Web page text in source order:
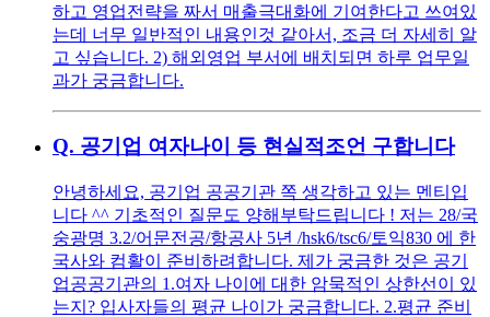
하고 영업전략을 짜서 매출극대화에 기여한다고 쓰여있
는데 너무 일반적인 내용인것 같아서, 조금 더 자세히 알
고 싶습니다. 2) 해외영업 부서에 배치되면 하루 업무일
과가 궁금합니다.
Q. 공기업 여자나이 등 현실적조언 구합니다
안녕하세요, 공기업 공공기관 쪽 생각하고 있는 멘티입
니다 ^^ 기초적인 질문도 양해부탁드립니다 ! 저는 28/국
숭광명 3.2/어문전공/항공사 5년 /hsk6/tsc6/토익830 에 한
국사와 컴활이 준비하려합니다. 제가 궁금한 것은 공기
업공공기관의 1.여자 나이에 대한 암묵적인 상한선이 있
는지? 입사자들의 평균 나이가 궁금합니다. 2.평균 준비